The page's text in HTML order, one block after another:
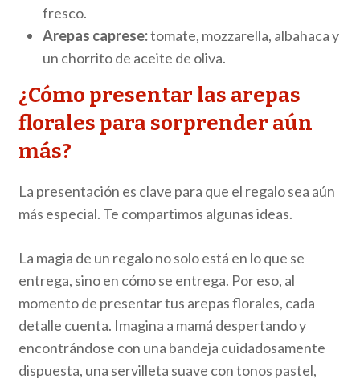
fresco.
Arepas caprese:tomate, mozzarella, albahaca y
un chorrito de aceite de oliva.
¿Cómo presentar las arepas
florales para sorprender aún
más?
La presentación es clave para que el regalo sea aún
más especial. Te compartimos algunas ideas.
La magia de un regalo no solo está en lo que se
entrega, sino en cómo se entrega. Por eso, al
momento de presentar tus arepas florales, cada
detalle cuenta. Imagina a mamá despertando y
encontrándose con una bandeja cuidadosamente
dispuesta, una servilleta suave con tonos pastel,